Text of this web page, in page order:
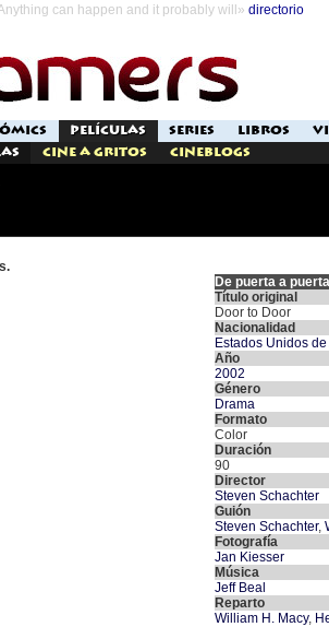
can happen and it probably will» directorio
PELÍCULAS SERIES LIBROS
Cine a Gritos Cineblogs
De puerta a puerta
Título original
Door to Door
Nacionalidad
Estados Unidos
Año
2002
Género
Drama
Formato
Color
Duración
90
Director
Steven Schachter
Guión
Steven Schachter,
Fotografía
Jan Kiesser
Música
Jeff Beal
Reparto
William H. Macy,